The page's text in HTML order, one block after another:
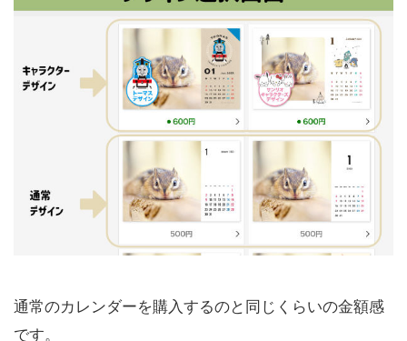
通常のカレンダーを購入するのと同じくらいの金額感
です。